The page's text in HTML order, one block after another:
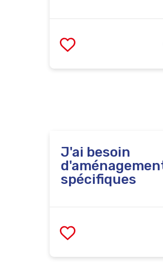
J'ai besoin
spécifiques